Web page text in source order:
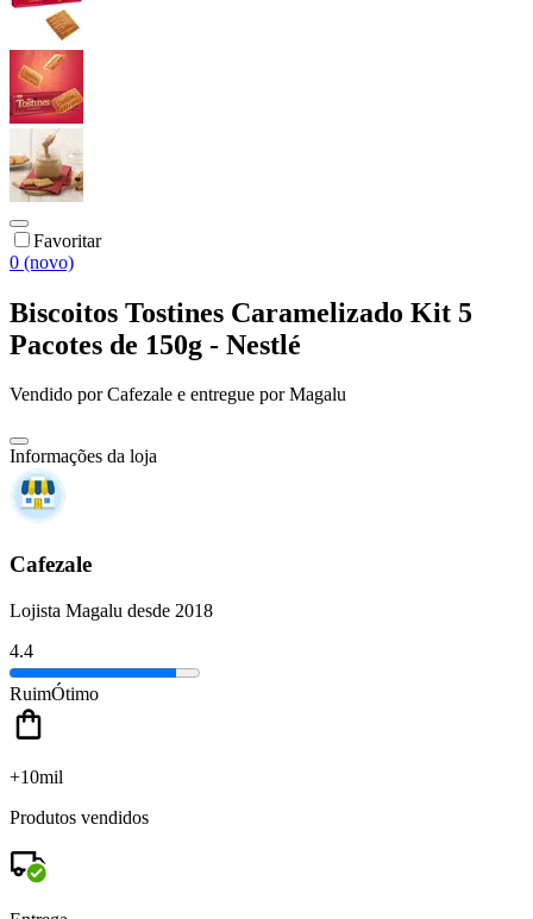
Favoritar
0 (novo)
Biscoitos Tostines Caramelizado Kit 5
Pacotes de 150g - Nestlé
Vendido porCafezale e entregue por Magalu
Informações da loja
Cafezale
Lojista Magalu desde 2018
4.4
RuimÓtimo
+10mil
Produtos vendidos